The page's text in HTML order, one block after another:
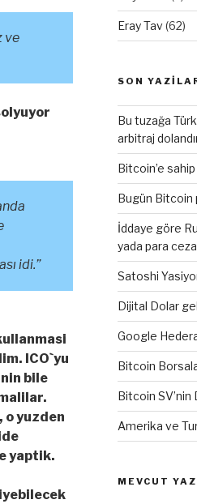
ve
idi.”
ICO`yu
bile
o yuzden
yaptik.
Eray Tav(62)
SON
Bu tuzağa
arbitraj
Bitcoin’e
Bugün Bitcoin
İddaye göre
yada para
Satoshi
Dijital Dolar
Google
Bitcoin
Bitcoin
Amerika ve
MEVCUT